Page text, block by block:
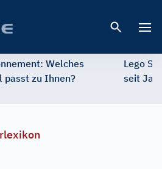
Welches
passt zu Ihnen?
Lego
seit